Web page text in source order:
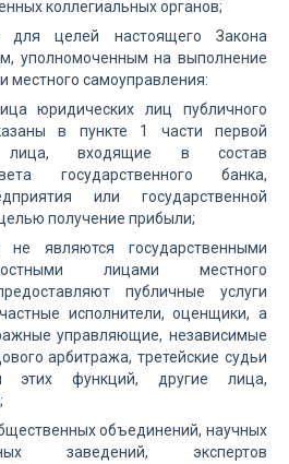
коллегиальных органов;
целей настоящего Закона
уполномоченным на выполнение
местного самоуправления:
юридических лиц публичного
в пункте 1 части первой
лица, входящие в состав
государственного банка,
или государственной
получение прибыли;
являются государственными
лицами местного
публичные услуги
исполнители, оценщики, а
управляющие, независимые
арбитража, третейские судьи
этих функций, другие лица,
объединений, научных
заведений, экспертов